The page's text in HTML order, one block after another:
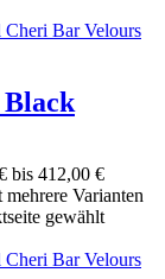
bis 412,00 €
Varianten
gewählt